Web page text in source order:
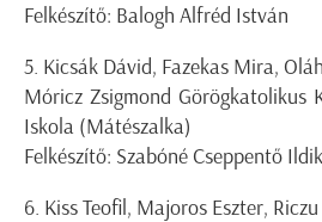
Felkészítő: Balogh Alfréd István
5. Kicsák Dávid, Fazekas Mira,
Móricz Zsigmond Görögkatolikus
Iskola (Mátészalka)
Felkészítő: Szabóné Cseppentő
6. Kiss Teofil, Majoros Eszter,